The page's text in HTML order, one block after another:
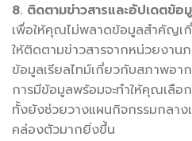
8. ติดตามข่าวสารและอัปเดตข้อ
เพื่อให้คุณไม่พลาดข้อมูลสำคัญเ
ให้ติดตามข่าวสารจากหน่วยงาน
ข้อมูลเรียลไทม์เกี่ยวกับสภาพอา
การมีข้อมูลพร้อมจะทำให้คุณเลือ
ทั้งยังช่วยวางแผนกิจกรรมกลาง
คล่องตัวมากยิ่งขึ้น